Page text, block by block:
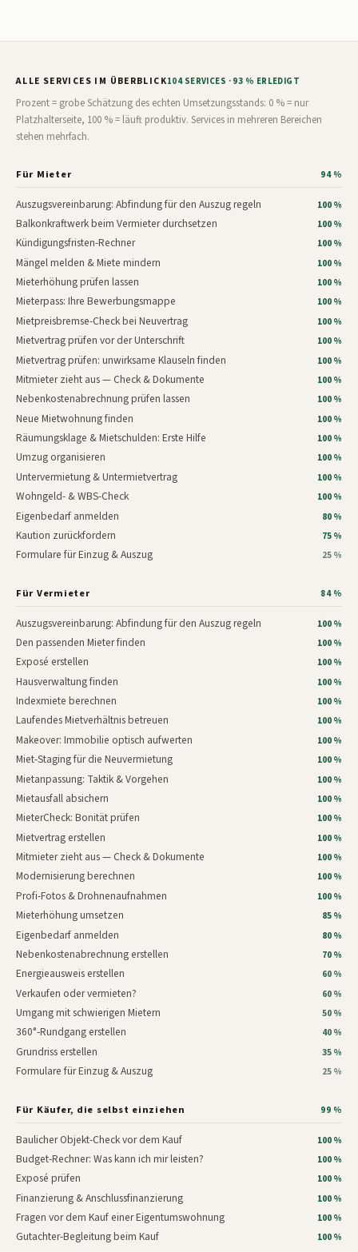
ALLE SERVICES IM ÜBERBLICK104 SERVICES · 93 % ERLEDIGT
Prozent = grobe Schätzung des echten Umsetzungsstands: 0 % = nur
Platzhalterseite, 100 % = läuft produktiv. Services in mehreren Bereichen
stehen mehrfach.
Für Mieter 94 %
Auszugsvereinbarung: Abfindung für den Auszug regeln 100 %
Balkonkraftwerk beim Vermieter durchsetzen 100 %
Kündigungsfristen-Rechner 100 %
Mängel melden & Miete mindern 100 %
Mieterhöhung prüfen lassen 100 %
Mieterpass: Ihre Bewerbungsmappe 100 %
Mietpreisbremse-Check bei Neuvertrag 100 %
Mietvertrag prüfen vor der Unterschrift 100 %
Mietvertrag prüfen: unwirksame Klauseln finden 100 %
Mitmieter zieht aus — Check & Dokumente 100 %
Nebenkostenabrechnung prüfen lassen 100 %
Neue Mietwohnung finden 100 %
Räumungsklage & Mietschulden: Erste Hilfe 100 %
Umzug organisieren 100 %
Untervermietung & Untermietvertrag 100 %
Wohngeld- & WBS-Check 100 %
Eigenbedarf anmelden 80 %
Kaution zurückfordern 75 %
Formulare für Einzug & Auszug 25 %
Für Vermieter 84 %
Auszugsvereinbarung: Abfindung für den Auszug regeln 100 %
Den passenden Mieter finden 100 %
Exposé erstellen 100 %
Hausverwaltung finden 100 %
Indexmiete berechnen 100 %
Laufendes Mietverhältnis betreuen 100 %
Makeover: Immobilie optisch aufwerten 100 %
Miet-Staging für die Neuvermietung 100 %
Mietanpassung: Taktik & Vorgehen 100 %
Mietausfall absichern 100 %
MieterCheck: Bonität prüfen 100 %
Mietvertrag erstellen 100 %
Mitmieter zieht aus — Check & Dokumente 100 %
Modernisierung berechnen 100 %
Profi-Fotos & Drohnenaufnahmen 100 %
Mieterhöhung umsetzen 85 %
Eigenbedarf anmelden 80 %
Nebenkostenabrechnung erstellen 70 %
Energieausweis erstellen 60 %
Verkaufen oder vermieten? 60 %
Umgang mit schwierigen Mietern 50 %
360°-Rundgang erstellen 40 %
Grundriss erstellen 35 %
Formulare für Einzug & Auszug 25 %
Für Käufer, die selbst einziehen 99 %
Baulicher Objekt-Check vor dem Kauf 100 %
Budget-Rechner: Was kann ich mir leisten? 100 %
Exposé prüfen 100 %
Finanzierung & Anschlussfinanzierung 100 %
Fragen vor dem Kauf einer Eigentumswohnung 100 %
Gutachter-Begleitung beim Kauf 100 %